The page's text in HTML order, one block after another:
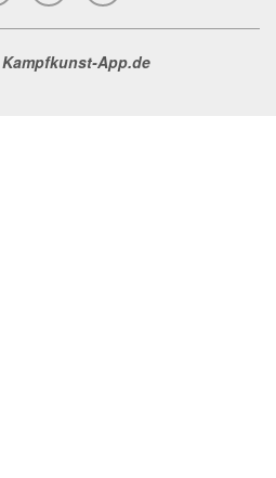
Kampfkunst-App.de